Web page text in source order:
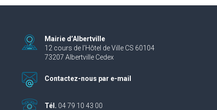
Mairie d’Albertville
12 cours de l’Hôtel de Ville CS 60104
73207 Albertville Cedex
Contactez-nous par e-mail
Tél. 04 79 10 43 00